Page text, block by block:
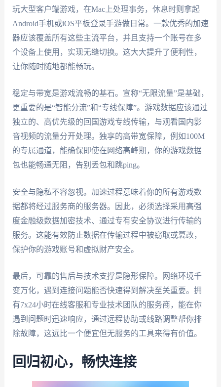
玩大型客户端游戏，在Mac上处理事务，休息时则拿起
Android手机或iOS平板登录手游做日常。一款优秀的加速
器应该覆盖所有这些主流平台，并且支持一个账号在多
个设备上使用，实现无缝切换。这大大提升了便利性，
让你随时随地都能畅玩。
稳定与带宽是游戏流畅的基石。宣称“无限流量”是基础，
更重要的是“智能分流”和“专线保障”。游戏数据应该通过
独立的、高优先级的回国游戏专线传输，与观看国内影
音视频的流量分开处理。独享的高带宽保障，例如100M
的专属通道，能确保即使在网络高峰期，你的游戏数据
包也能畅通无阻，告别丢包和跳ping。
安全与隐私不容忽视。加速过程意味着你的所有游戏数
据都将经过服务商的服务器。因此，必须选择采用高强
度金融级数据加密技术、通过专有安全协议进行传输的
服务。这能有效防止数据在传输过程中被窃取或篡改，
保护你的游戏账号和虚拟财产安全。
最后，可靠的售后与技术支撑是隐形保障。网络环境千
变万化，遇到连接问题能否快速得到解决至关重要。拥
有7x24小时在线客服和专业技术团队的服务商，能在你
遇到问题时迅速响应，通过远程协助或线路调整帮你排
除故障，这远比一个便宜但无服务的工具来得有价值。
回归初心，畅快连接